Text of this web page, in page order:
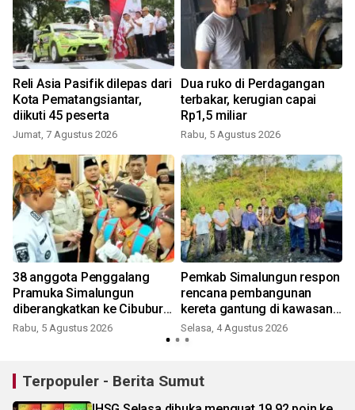
Reli Asia Pasifik dilepas dari
Kota Pematangsiantar,
diikuti 45 peserta
Jumat, 7 Agustus 2026
Dua ruko di Perdagangan
terbakar, kerugian capai
Rp1,5 miliar
Rabu, 5 Agustus 2026
38 anggota Penggalang
Pramuka Simalungun
diberangkatkan ke Cibubur
ikuti Jamnas 2026
Rabu, 5 Agustus 2026
Pemkab Simalungun respon
rencana pembangunan
kereta gantung di kawasan
Danau Toba
Selasa, 4 Agustus 2026
Terpopuler - Berita Sumut